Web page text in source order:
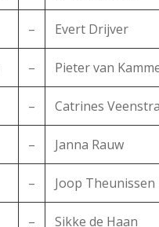
– Evert Drijver
– Pieter van
– Catrines Veenstra
– Janna Rauw
– Joop Theunissen
– Sikke de Haan